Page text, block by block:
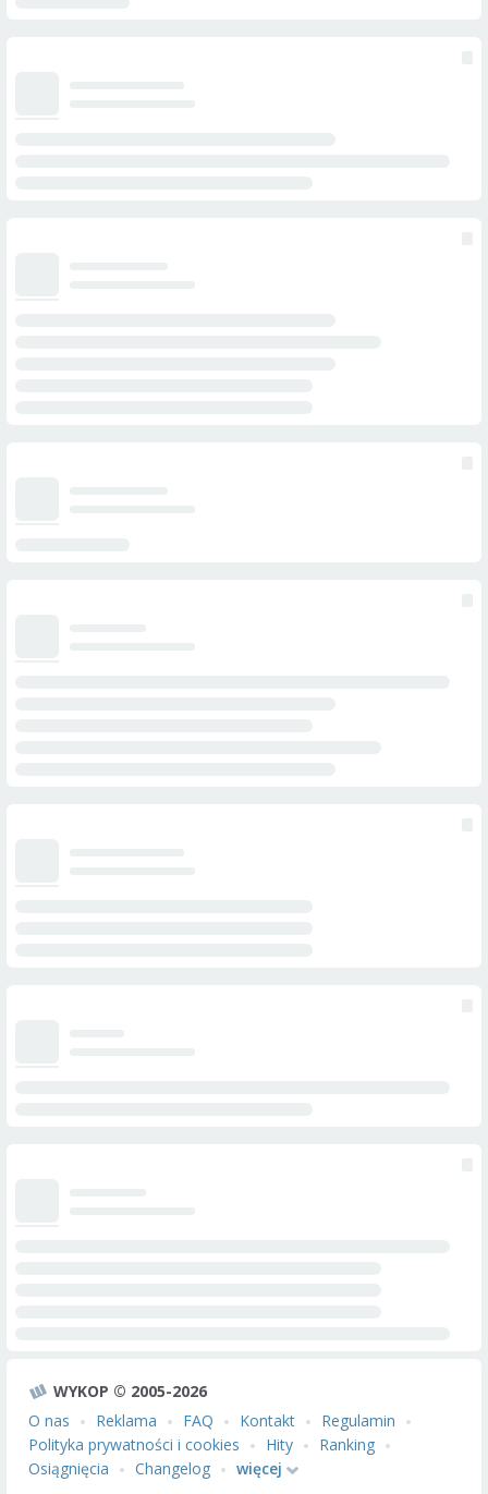
WYKOP © 2005-2026
O nas
Reklama FAQ Kontakt
Regulamin
Polityka prywatności i cookies
Hity
Ranking
Osiągnięcia
Changelog więcej